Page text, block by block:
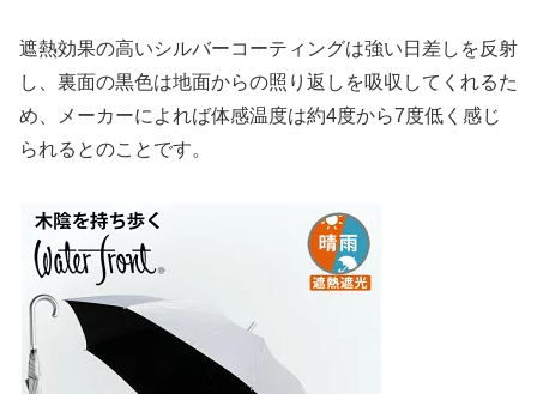
遮熱効果の高いシルバーコーティングは強い日差しを反射
し、裏面の黒色は地面からの照り返しを吸収してくれるた
め、メーカーによれば体感温度は約4度から7度低く感じ
られるとのことです。